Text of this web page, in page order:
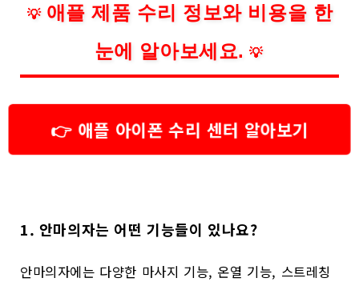
💡 애플 제품 수리 정보와 비용을 한
눈에 알아보세요. 💡
👉 애플 아이폰 수리 센터 알아보기
1. 안마의자는 어떤 기능들이 있나요?
안마의자에는 다양한 마사지 기능, 온열 기능, 스트레칭